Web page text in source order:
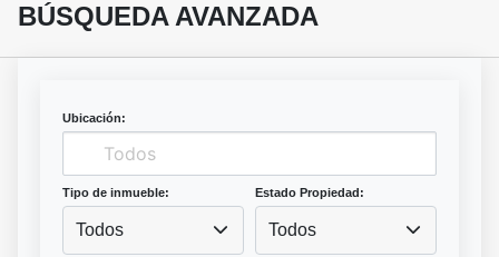
BÚSQUEDA AVANZADA
Ubicación:
Tipo de inmueble:
Todos
Estado Propiedad:
Todos